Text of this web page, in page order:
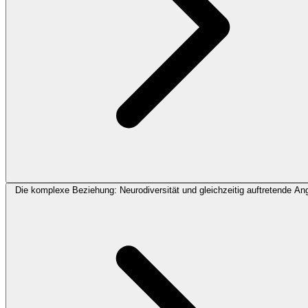
Die komplexe Beziehung: Neurodiversität und gleichzeitig auftretende